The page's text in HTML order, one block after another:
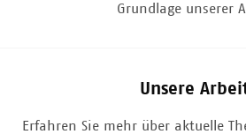
Grundlage unserer
Unsere
Erfahren Sie mehr über aktuelle